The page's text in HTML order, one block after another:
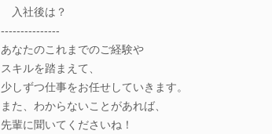
入社後は？
---------------
あなたのこれまでのご経験や
スキルを踏まえて、
少しずつ仕事をお任せしていきます。
また、わからないことがあれば、
先輩に聞いてくださいね！